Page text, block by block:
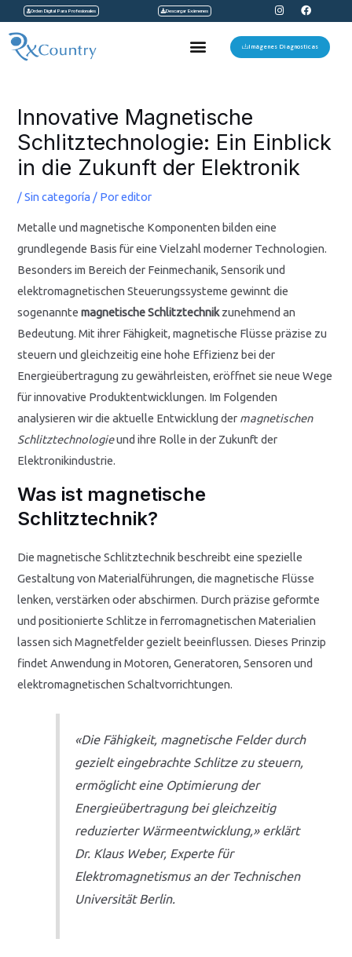
contenido
Orden Digital Para Profesionales Descargar Exámenes
I
n
s
t
a
F
a
c
e
b
Menu Imágenes Diagnosticas
Innovative Magnetische
Schlitztechnologie: Ein Einblick
in die Zukunft der Elektronik
/Sin categoría / Poreditor
Metalle und magnetische Komponenten bilden eine
grundlegende Basis für eine Vielzahl moderner Technologien.
Besonders im Bereich der Feinmechanik, Sensorik und
elektromagnetischen Steuerungssysteme gewinnt die
sogenanntemagnetische Schlitztechnikzunehmend an
Bedeutung. Mit ihrer Fähigkeit, magnetische Flüsse präzise zu
steuern und gleichzeitig eine hohe Effizienz bei der
Energieübertragung zu gewährleisten, eröffnet sie neue Wege
für innovative Produktentwicklungen. Im Folgenden
analysieren wir die aktuelle Entwicklung der magnetischen
Schlitztechnologieund ihre Rolle in der Zukunft der
Elektronikindustrie.
Was ist magnetische
Schlitztechnik?
Die magnetische Schlitztechnik beschreibt eine spezielle
Gestaltung von Materialführungen, die magnetische Flüsse
lenken, verstärken oder abschirmen. Durch präzise geformte
und positionierte Schlitze in ferromagnetischen Materialien
lassen sich Magnetfelder gezielt beeinflussen. Dieses Prinzip
findet Anwendung in Motoren, Generatoren, Sensoren und
elektromagnetischen Schaltvorrichtungen.
«Die Fähigkeit, magnetische Felder durch
gezielt eingebrachte Schlitze zu steuern,
ermöglicht eine Optimierung der
Energieübertragung bei gleichzeitig
reduzierter Wärmeentwicklung,» erklärt
Dr. Klaus Weber, Experte für
Elektromagnetismus an der Technischen
Universität Berlin.
entradas